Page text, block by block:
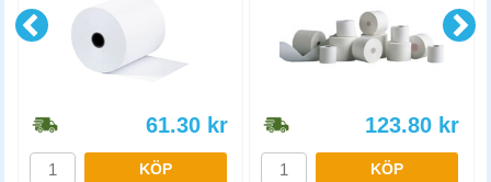
61.30 kr
KÖP
123.80 kr
KÖP